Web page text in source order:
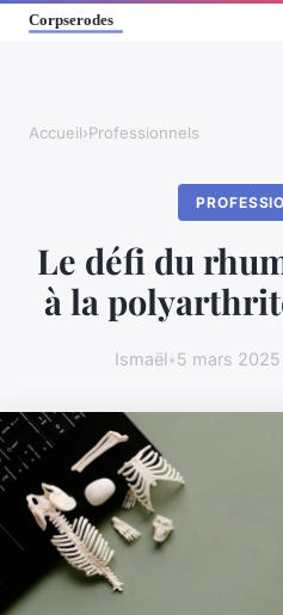
Accueil›Professionnels
Le défi du
à la
Ismaël•5 mars 2025